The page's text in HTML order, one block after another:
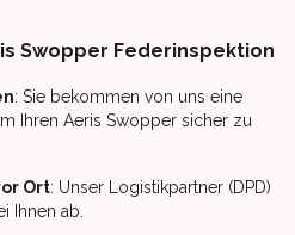
Swopper Federinspektion
: Sie bekommen von uns eine
Ihren Aeris Swopper sicher zu
Ort: Unser Logistikpartner (DPD)
Ihnen ab.